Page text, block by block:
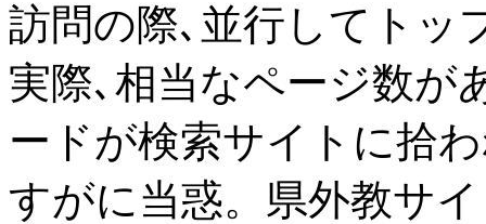
訪問の際､並行してトッ
実際､相当なページ数が
ードが検索サイトに拾
すがに当惑。県外教サ